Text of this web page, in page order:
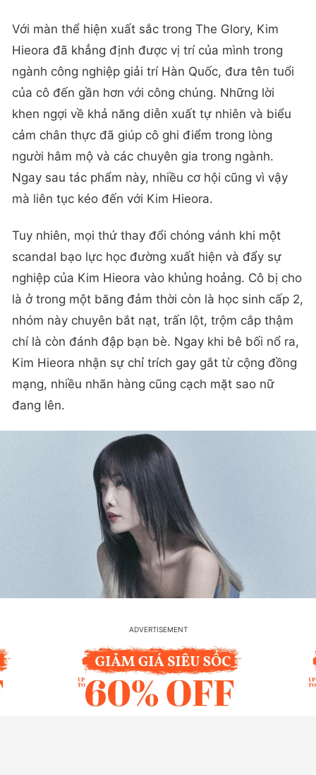
Với màn thể hiện xuất sắc trong The Glory, Kim
Hieora đã khẳng định được vị trí của mình trong
ngành công nghiệp giải trí Hàn Quốc, đưa tên tuổi
của cô đến gần hơn với công chúng. Những lời
khen ngợi về khả năng diễn xuất tự nhiên và biểu
cảm chân thực đã giúp cô ghi điểm trong lòng
người hâm mộ và các chuyên gia trong ngành.
Ngay sau tác phẩm này, nhiều cơ hội cũng vì vậy
mà liên tục kéo đến với Kim Hieora.
Tuy nhiên, mọi thứ thay đổi chóng vánh khi một
scandal bạo lực học đường xuất hiện và đẩy sự
nghiệp của Kim Hieora vào khủng hoảng. Cô bị cho
là ở trong một băng đảm thời còn là học sinh cấp 2,
nhóm này chuyên bắt nạt, trấn lột, trộm cắp thậm
chí là còn đánh đập bạn bè. Ngay khi bê bối nổ ra,
Kim Hieora nhận sự chỉ trích gay gắt từ cộng đồng
mạng, nhiều nhãn hàng cũng cạch mặt sao nữ
đang lên.